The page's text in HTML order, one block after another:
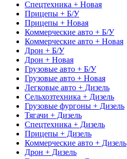
Спецтехника + Новая
Прицепы + Б/У
Прицепы + Новая
Коммерческие авто + Б/У
Коммерческие авто + Новая
Дрон + Б/У
Дрон + Новая
Грузовые авто + Б/У
Грузовые авто + Новая
Легковые авто + Дизель
Сельхозтехника + Дизель
Грузовые фургоны + Дизель
Тягачи + Дизель
Спецтехника + Дизель
Прицепы + Дизель
Коммерческие авто + Дизель
Дрон + Дизель